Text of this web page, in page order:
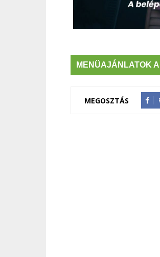
MENÜAJÁNLATOK
MEGOSZTÁS